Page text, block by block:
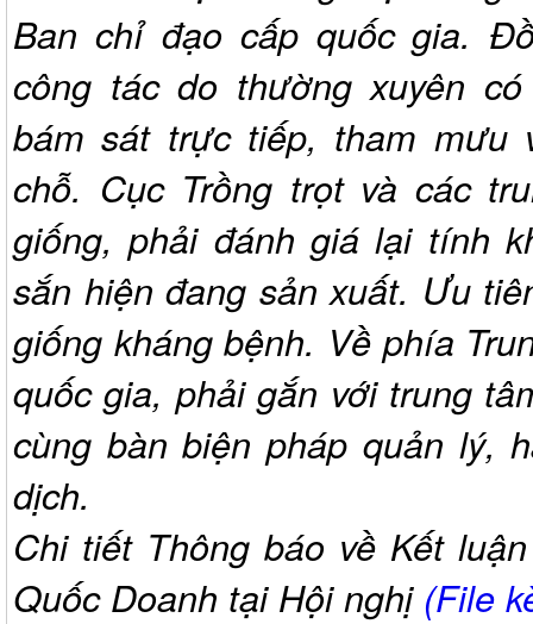
Ban chỉ đạo cấp quốc gia.
công tác do thường xuyên
bám sát trực tiếp, tham mưu
chỗ. Cục Trồng trọt và các
giống, phải đánh giá lại tính
sắn hiện đang sản xuất. Ưu
giống kháng bệnh. Về phía
quốc gia, phải gắn với trung
cùng bàn biện pháp quản lý,
dịch.
Chi tiết Thông báo về Kết
Quốc Doanh tại Hội nghị (File